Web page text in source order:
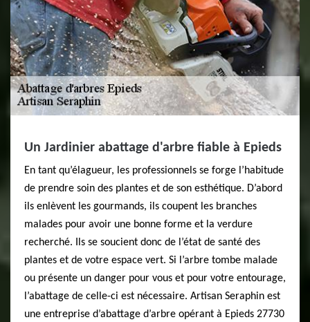
Un Jardinier abattage d'arbre fiable à Epieds
En tant qu’élagueur, les professionnels se forge l’habitude
de prendre soin des plantes et de son esthétique. D’abord
ils enlèvent les gourmands, ils coupent les branches
malades pour avoir une bonne forme et la verdure
recherché. Ils se soucient donc de l’état de santé des
plantes et de votre espace vert. Si l’arbre tombe malade
ou présente un danger pour vous et pour votre entourage,
l’abattage de celle-ci est nécessaire. Artisan Seraphin est
une entreprise d’abattage d’arbre opérant à Epieds 27730